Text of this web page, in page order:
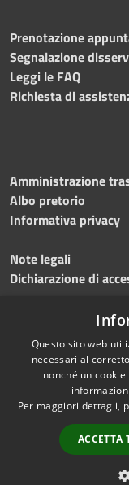
Prenotazione
Segnalazione
Leggi le FAQ
Richiesta di
Amministrazione
Albo pretorio
Informativa privacy
Note legali
Dichiarazione di
Meccanismo di
Accessibilità
Questo sito web
necessari al
nonché un
Per maggiori dettagli,
ACCETTA